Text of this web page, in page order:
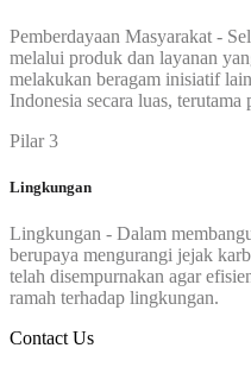
Pemberdayaan Masyarakat -
melalui produk dan layanan
melakukan beragam inisiatif
Indonesia secara luas, terutama
Pilar 3
Lingkungan
Lingkungan - Dalam
berupaya mengurangi jejak
telah disempurnakan agar
ramah terhadap lingkungan.
Contact Us